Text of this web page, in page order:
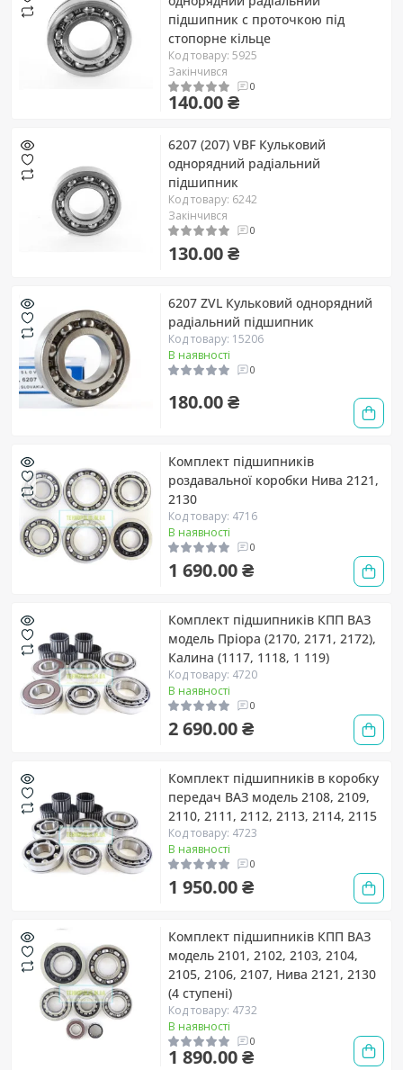
підшипник c проточкою під
стопорне кільце
Код товару: 5925
Закінчився
0
140.00 ₴
6207 (207) VBF Кульковий
однорядний радіальний
підшипник
Код товару: 6242
Закінчився
0
130.00 ₴
6207 ZVL Кульковий однорядний
радіальний підшипник
Код товару: 15206
В наявності
0
180.00 ₴
Комплект підшипників
роздавальної коробки Нива 2121,
2130
Код товару: 4716
В наявності
0
1 690.00 ₴
Комплект підшипників КПП ВАЗ
модель Пріора (2170, 2171, 2172),
Калина (1117, 1118, 1 119)
Код товару: 4720
В наявності
0
2 690.00 ₴
Комплект підшипників в коробку
передач ВАЗ модель 2108, 2109,
2110, 2111, 2112, 2113, 2114, 2115
Код товару: 4723
В наявності
0
1 950.00 ₴
Комплект підшипників КПП ВАЗ
модель 2101, 2102, 2103, 2104,
2105, 2106, 2107, Нива 2121, 2130
(4 ступені)
Код товару: 4732
В наявності
0
1 890.00 ₴